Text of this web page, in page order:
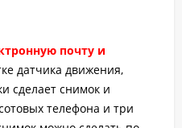
почту и
датчика движения,
сделает снимок и
телефона и три